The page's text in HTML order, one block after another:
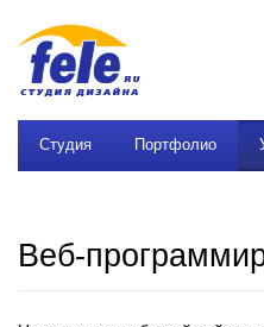
Студия Портфолио
Веб-